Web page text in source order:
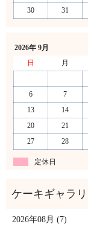
30
31
2026年 9月
日
月
6
7
13
14
20
21
27
28
定休日
2026年08月 (7)